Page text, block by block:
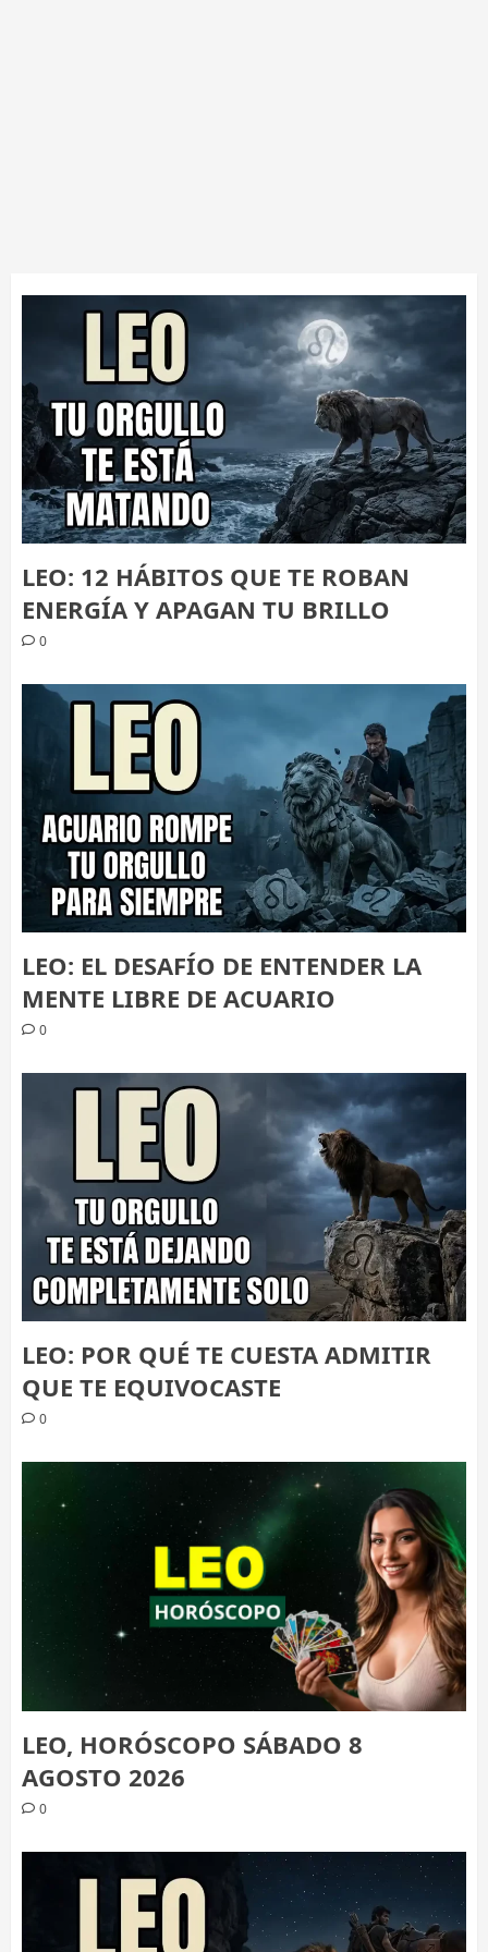
LEO: 12 HÁBITOS QUE TE ROBAN
ENERGÍA Y APAGAN TU BRILLO
0
LEO: EL DESAFÍO DE ENTENDER LA
MENTE LIBRE DE ACUARIO
0
LEO: POR QUÉ TE CUESTA ADMITIR
QUE TE EQUIVOCASTE
0
LEO, HORÓSCOPO SÁBADO 8
AGOSTO 2026
0